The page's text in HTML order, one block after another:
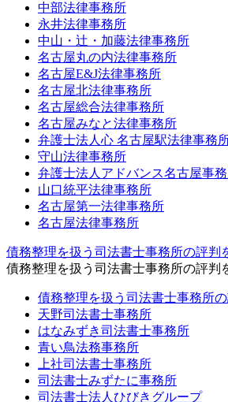
中部法律事務所
永井法律事務所
中山・辻・加藤法律事務所
名古屋丸の内法律事務所
名古屋E&J法律事務所
名古屋北法律事務所
名古屋総合法律事務所
名古屋みなと法律事務所
弁護士法人心 名古屋駅法律事務
守山法律事務所
弁護士法人アドバンス名古屋事
山口統平法律事務所
名古屋第一法律事務所
名古屋法律事務所
債務整理を扱う司法書士事務所の評判
債務整理を扱う司法書士事務所の評判
債務整理を扱う司法書士事務所
天野司法書士事務所
はなみずき司法書士事務所
青い鳥法務事務所
上社司法書士事務所
司法書士みずたに事務所
司法書士法人ひびきグループ